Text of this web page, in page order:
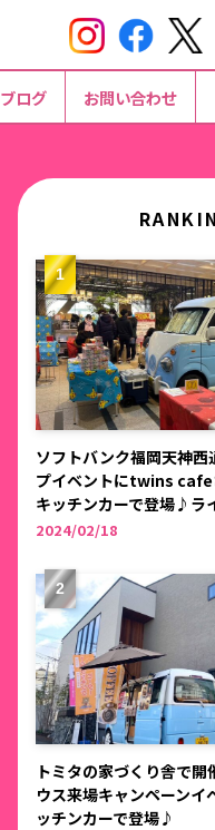
ソフトバンク福岡天神西
プイベントにtwins cafe
キッチンカーで登場♪ラ
2024/02/18
トミタの家づくり舎で
ウス来場キャンペーンイ
ッチンカーで登場♪
ブログ お問い合わせ